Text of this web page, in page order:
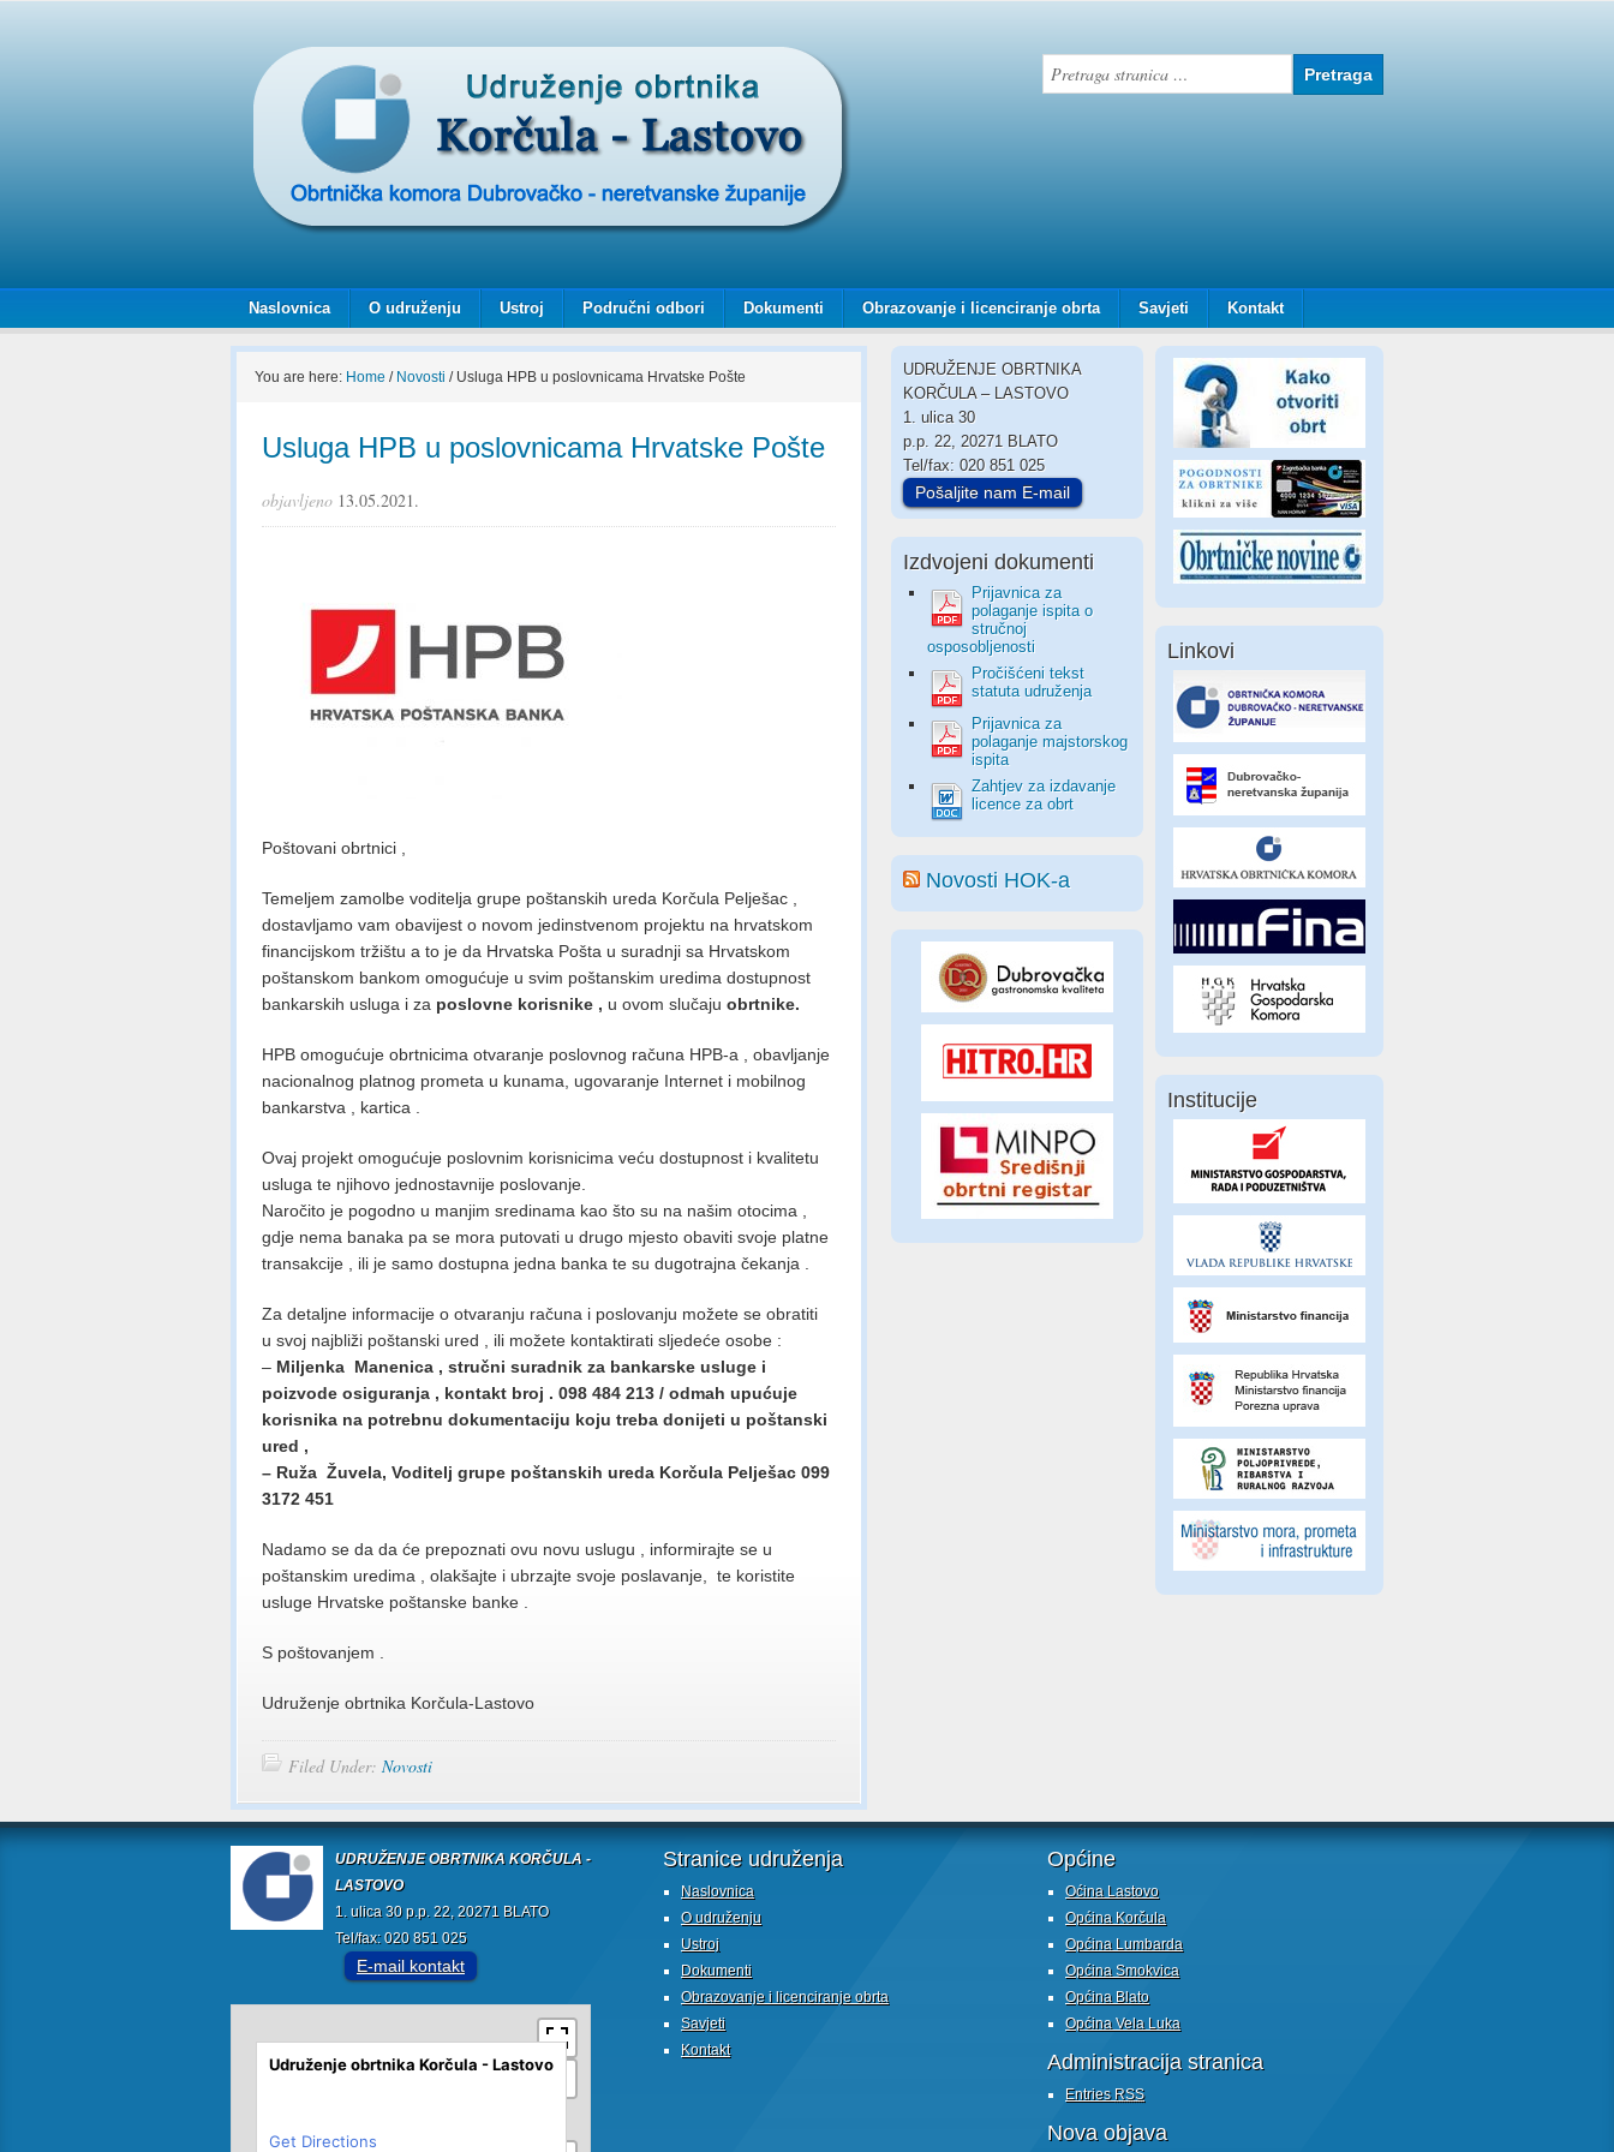
Naslovnica O udruženju Ustroj Područni odbori Dokumenti Obrazovanje i licenciranje obrta Savjeti Kontakt
You are here: Home / Novosti /Usluga HPB u poslovnicama Hrvatske Pošte
Usluga HPB u poslovnicama Hrvatske Pošte
objavljeno 13.05.2021.
Poštovani obrtnici ,
Temeljem zamolbe voditelja grupe poštanskih ureda Korčula Pelješac ,
dostavljamo vam obavijest o novom jedinstvenom projektu na hrvatskom
financijskom tržištu a to je da Hrvatska Pošta u suradnji sa Hrvatskom
poštanskom bankom omogućuje u svim poštanskim uredima dostupnost
bankarskih usluga i za poslovne korisnike , u ovom slučaju obrtnike.
HPB omogućuje obrtnicima otvaranje poslovnog računa HPB-a , obavljanje
nacionalnog platnog prometa u kunama, ugovaranje Internet i mobilnog
bankarstva , kartica .
Ovaj projekt omogućuje poslovnim korisnicima veću dostupnost i kvalitetu
usluga te njihovo jednostavnije poslovanje.
Naročito je pogodno u manjim sredinama kao što su na našim otocima ,
gdje nema banaka pa se mora putovati u drugo mjesto obaviti svoje platne
transakcije , ili je samo dostupna jedna banka te su dugotrajna čekanja .
Za detaljne informacije o otvaranju računa i poslovanju možete se obratiti
u svoj najbliži poštanski ured , ili možete kontaktirati sljedeće osobe :
– Miljenka Manenica , stručni suradnik za bankarske usluge i
poizvode osiguranja , kontakt broj . 098 484 213 / odmah upućuje
korisnika na potrebnu dokumentaciju koju treba donijeti u poštanski
ured ,
– Ruža Žuvela, Voditelj grupe poštanskih ureda Korčula Pelješac 099
3172 451
Nadamo se da da će prepoznati ovu novu uslugu , informirajte se u
poštanskim uredima , olakšajte i ubrzajte svoje poslavanje, te koristite
usluge Hrvatske poštanske banke .
S poštovanjem .
Udruženje obrtnika Korčula-Lastovo
Filed Under: Novosti
UDRUŽENJE OBRTNIKA
KORČULA – LASTOVO
1. ulica 30
p.p. 22, 20271 BLATO
Tel/fax: 020 851 025
Pošaljite nam E-mail
Izdvojeni dokumenti
Prijavnica za
polaganje ispita o
stručnoj
osposobljenosti
Pročišćeni tekst
statuta udruženja
Prijavnica za
polaganje majstorskog
ispita
Zahtjev za izdavanje
licence za obrt
Novosti HOK-a
Linkovi
Institucije
UDRUŽENJE OBRTNIKA KORČULA -
LASTOVO
1. ulica 30 p.p. 22, 20271 BLATO
Tel/fax: 020 851 025
E-mail kontakt
Udruženje obrtnika Korčula - Lastovo
Get Directions
Stranice udruženja
Naslovnica
O udruženju
Ustroj
Dokumenti
Obrazovanje i licenciranje obrta
Savjeti
Kontakt
Općine
Oćina Lastovo
Općina Korčula
Općina Lumbarda
Općina Smokvica
Općina Blato
Općina Vela Luka
Administracija stranica
Entries RSS
Nova objava